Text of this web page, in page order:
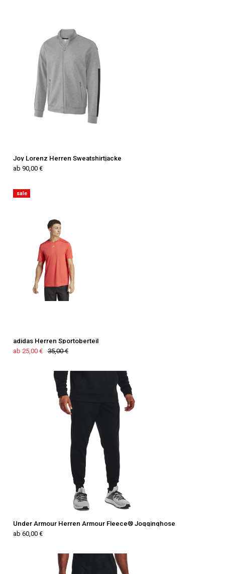
Joy Lorenz Herren Sweatshirtjacke
ab 90,00 €
sale
adidas Herren Sportoberteil
ab 25,00 €
35,00 €
Under Armour Herren Armour Fleece® Jogginghose
ab 60,00 €